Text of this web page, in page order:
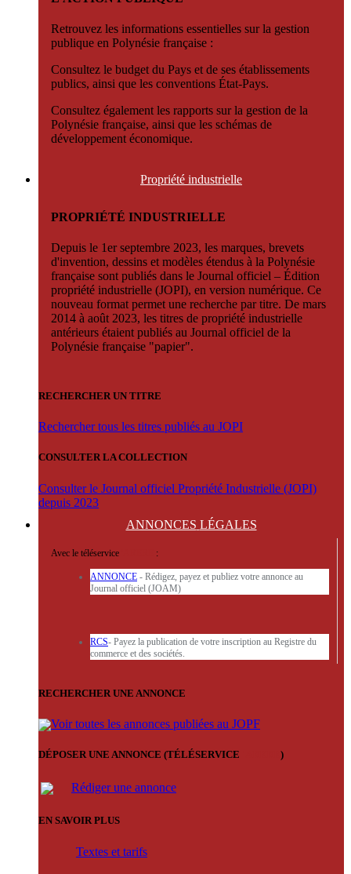
Retrouvez les informations essentielles sur la gestion
publique en Polynésie française :
Consultez le budget du Pays et de ses établissements
publics, ainsi que les conventions État-Pays.
Consultez également les rapports sur la gestion de la
Polynésie française, ainsi que les schémas de
développement économique.
Propriété industrielle
PROPRIÉTÉ INDUSTRIELLE
Depuis le 1er septembre 2023, les marques, brevets
d'invention, dessins et modèles étendus à la Polynésie
française sont publiés dans le Journal officiel – Édition
propriété industrielle (JOPI), en version numérique. Ce
nouveau format permet une recherche par titre. De mars
2014 à août 2023, les titres de propriété industrielle
antérieurs étaient publiés au Journal officiel de la
Polynésie française "papier".
RECHERCHER UN TITRE
Rechercher tous les titres publiés au JOPI
CONSULTER LA COLLECTION
Consulter le Journal officiel Propriété Industrielle (JOPI)
depuis 2023
ANNONCES LÉGALES
Avec le téléservice :
ANNONCE - Rédigez, payez et publiez votre annonce au
Journal officiel (JOAM)
RCS- Payez la publication de votre inscription au Registre du
commerce et des sociétés.
RECHERCHER UNE ANNONCE
Voir toutes les annonces publiées au JOPF
DÉPOSER UNE ANNONCE (TÉLÉSERVICE )
Rédiger une annonce
EN SAVOIR PLUS
Textes et tarifs